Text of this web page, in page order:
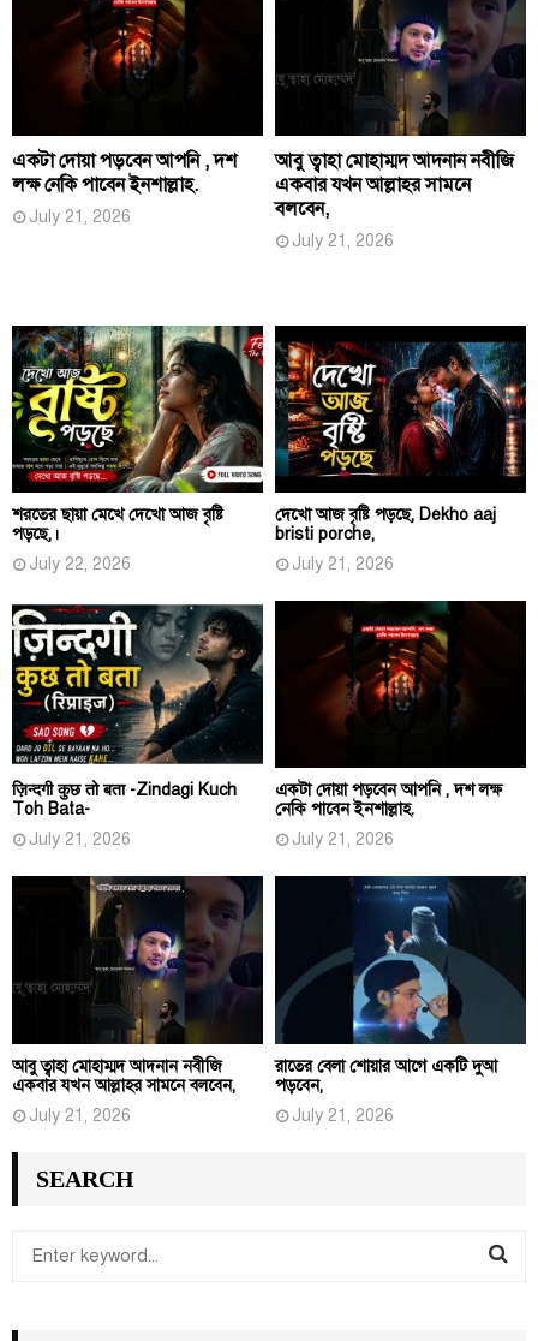
একটা দোয়া পড়বেন আপনি , দশ
লক্ষ নেকি পাবেন ইনশাল্লাহ.
July 21, 2026
আবু ত্বাহা মোহাম্মদ আদনান নবীজি
একবার যখন আল্লাহর সামনে
বলবেন,
July 21, 2026
শরতের ছায়া মেখে দেখো আজ বৃষ্টি
পড়ছে,।
July 22, 2026
দেখো আজ বৃষ্টি পড়ছে, Dekho aaj
bristi porche,
July 21, 2026
ज़िन्दगी कुछ तो बता -Zindagi Kuch
Toh Bata-
July 21, 2026
একটা দোয়া পড়বেন আপনি , দশ লক্ষ
নেকি পাবেন ইনশাল্লাহ.
July 21, 2026
আবু ত্বাহা মোহাম্মদ আদনান নবীজি
একবার যখন আল্লাহর সামনে বলবেন,
July 21, 2026
রাতের বেলা শোয়ার আগে একটি দুআ
পড়বেন,
July 21, 2026
SEARCH
r